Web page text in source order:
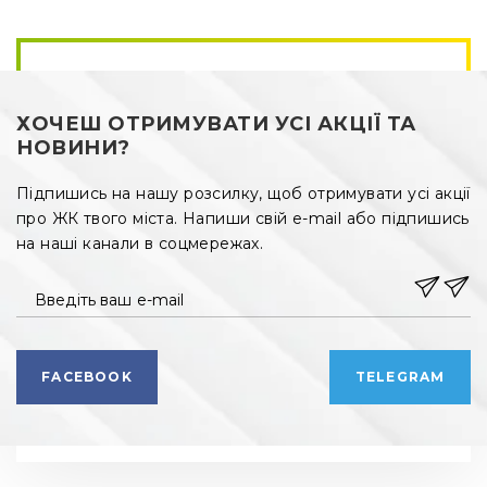
· торговий центр «Інтерсіті» (10 хвилин на машині);
·
дитячі садочки, центри дитячого розвитку (від 6
хвилин їзди на автівці);
· загальноосвітні школи (10 хвилин на автомобілі);
·
фітнес клуб Sport Life з соляною кімнатою, басейном,
аптека (6 хвилин ходьби).
ХОЧЕШ ОТРИМУВАТИ УСІ АКЦІЇ ТА
НОВИНИ?
Підпишись на нашу розсилку, щоб отримувати усі акції
про ЖК твого міста. Напиши свій e-mail або підпишись
на наші канали в соцмережах.
Введіть ваш e-mail
FACEBOOK TELEGRAM